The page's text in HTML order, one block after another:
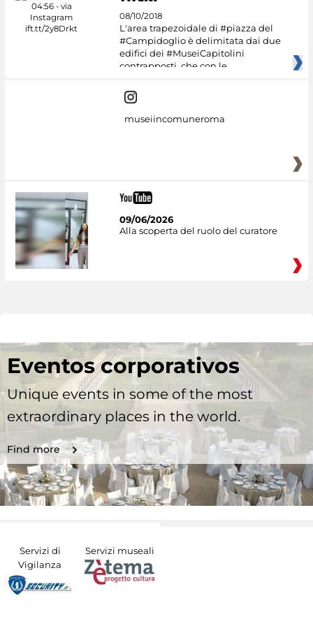
08/10/2018
L'area trapezoidale di #piazza del
#Campidoglio è delimitata dai due
edifici dei #MuseiCapitolini
contrapposti, che con le
museiincomuneroma
09/06/2026
Alla scoperta del ruolo del curatore
Eventos corporativos
Unique events in some of the most
extraordinary places in the world.
Find more
Servizi di
Vigilanza
Servizi museali